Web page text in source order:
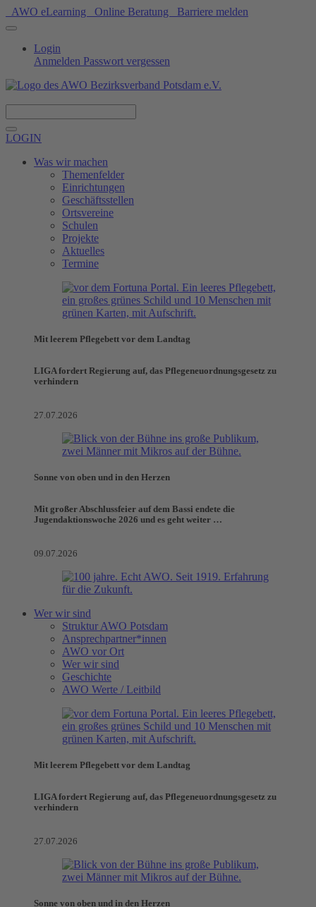
AWO eLearning Online Beratung Barriere melden
Login
Anmelden Passwort vergessen
LOGIN
Was wir machen
Themenfelder
Einrichtungen
Geschäftsstellen
Ortsvereine
Schulen
Projekte
Aktuelles
Termine
Mit leerem Pflegebett vor dem Landtag
LIGA fordert Regierung auf, das Pflegeneuordnungsgesetz zu
verhindern
27.07.2026
Sonne von oben und in den Herzen
Mit großer Abschlussfeier auf dem Bassi endete die
Jugendaktionswoche 2026 und es geht weiter …
09.07.2026
Wer wir sind
Struktur AWO Potsdam
Ansprechpartner*innen
AWO vor Ort
Wer wir sind
Geschichte
AWO Werte / Leitbild
Mit leerem Pflegebett vor dem Landtag
LIGA fordert Regierung auf, das Pflegeneuordnungsgesetz zu
verhindern
27.07.2026
Sonne von oben und in den Herzen